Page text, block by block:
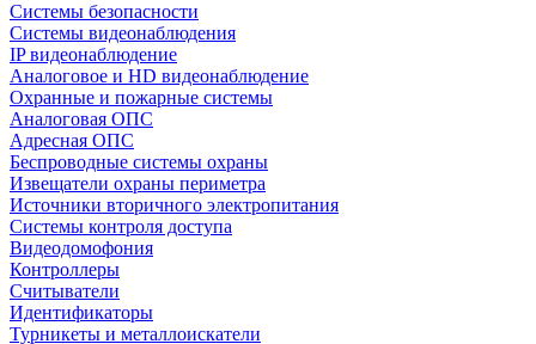
Системы безопасности
Системы видеонаблюдения
IP видеонаблюдение
Аналоговое и HD видеонаблюдение
Охранные и пожарные системы
Аналоговая ОПС
Адресная ОПС
Беспроводные системы охраны
Извещатели охраны периметра
Источники вторичного электропитания
Системы контроля доступа
Видеодомофония
Контроллеры
Считыватели
Идентификаторы
Турникеты и металлоискатели